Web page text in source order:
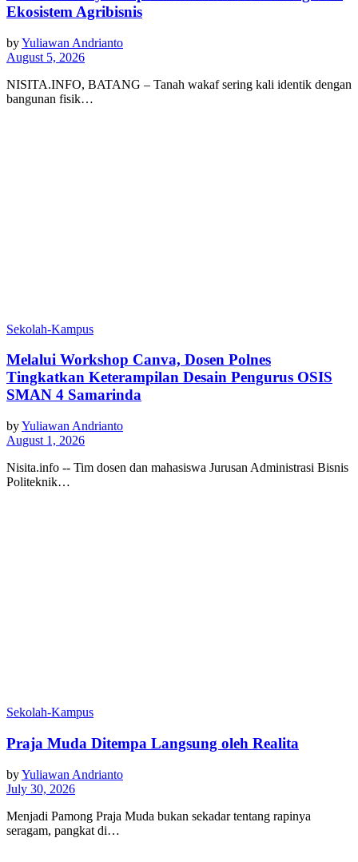
Ekosistem Agribisnis
byYuliawan Andrianto
August 5, 2026
NISITA.INFO, BATANG – Tanah wakaf sering kali identik dengan
bangunan fisik…
Sekolah-Kampus
Melalui Workshop Canva, Dosen Polnes
Tingkatkan Keterampilan Desain Pengurus OSIS
SMAN 4 Samarinda
byYuliawan Andrianto
August 1, 2026
Nisita.info -- Tim dosen dan mahasiswa Jurusan Administrasi Bisnis
Politeknik…
Sekolah-Kampus
Praja Muda Ditempa Langsung oleh Realita
byYuliawan Andrianto
July 30, 2026
Menjadi Pamong Praja Muda bukan sekadar tentang rapinya
seragam, pangkat di…